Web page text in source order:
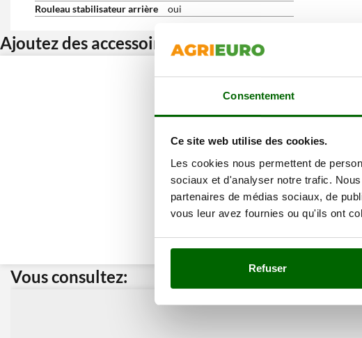
Consentement
Ce site web utilise des cookies.
Les cookies nous permettent de
sociaux et d'analyser notre trafic.
partenaires de médias sociaux, de
vous leur avez fournies ou qu'ils ont
Refuser
Rouleau stabilisateur arrière
oui
Ajoutez des accessoires et bénéficiez d’une
Vous consultez: Nos clients